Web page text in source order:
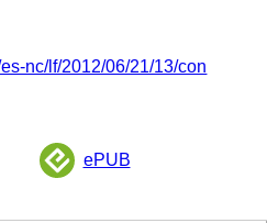
nc/lf/2012/06/21/13/con
ePUB